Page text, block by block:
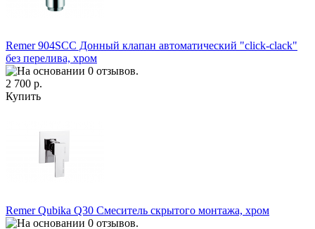
Remer 904SCC Донный клапан автоматический "click-clack"
без перелива, хром
2 700 р.
Купить
Remer Qubika Q30 Смеситель скрытого монтажа, хром